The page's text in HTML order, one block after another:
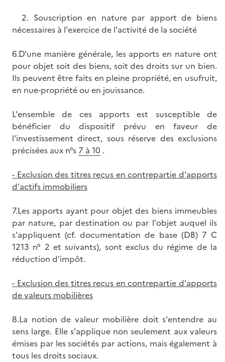
2. Souscription en nature par apport de biens
nécessaires à l'exercice de l'activité de la société
6.D'une manière générale, les apports en nature ont
pour objet soit des biens, soit des droits sur un bien.
Ils peuvent être faits en pleine propriété, en usufruit,
en nue-propriété ou en jouissance.
L'ensemble de ces apports est susceptible de
bénéficier du dispositif prévu en faveur de
l'investissement direct, sous réserve des exclusions
précisées aux n°s 7 à 10 .
- Exclusion des titres reçus en contrepartie d'apports
d'actifs immobiliers
7.Les apports ayant pour objet des biens immeubles
par nature, par destination ou par l'objet auquel ils
s'appliquent (cf. documentation de base (DB) 7 C
1213 n° 2 et suivants), sont exclus du régime de la
réduction d'impôt.
- Exclusion des titres reçus en contrepartie d'apports
de valeurs mobilières
8.La notion de valeur mobilière doit s'entendre au
sens large. Elle s'applique non seulement aux valeurs
émises par les sociétés par actions, mais également à
tous les droits sociaux.